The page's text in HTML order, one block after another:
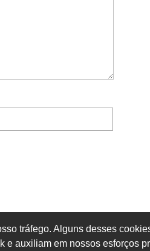
tráfego. Alguns desses
auxiliam em nossos esforços